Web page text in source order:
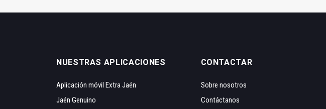
NUESTRAS APLICACIONES
Aplicación móvil Extra Jaén
Jaén Genuino
CONTACTAR
Sobre nosotros
Contáctanos